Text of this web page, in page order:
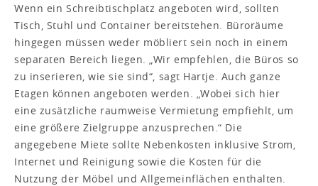
Wenn ein Schreibtischplatz angeboten wird, sollten
Tisch, Stuhl und Container bereitstehen. Büroräume
hingegen müssen weder möbliert sein noch in einem
separaten Bereich liegen. „Wir empfehlen, die Büros so
zu inserieren, wie sie sind“, sagt Hartje. Auch ganze
Etagen können angeboten werden. „Wobei sich hier
eine zusätzliche raumweise Vermietung empfiehlt, um
eine größere Zielgruppe anzusprechen.“ Die
angegebene Miete sollte Nebenkosten inklusive Strom,
Internet und Reinigung sowie die Kosten für die
Nutzung der Möbel und Allgemeinflächen enthalten.